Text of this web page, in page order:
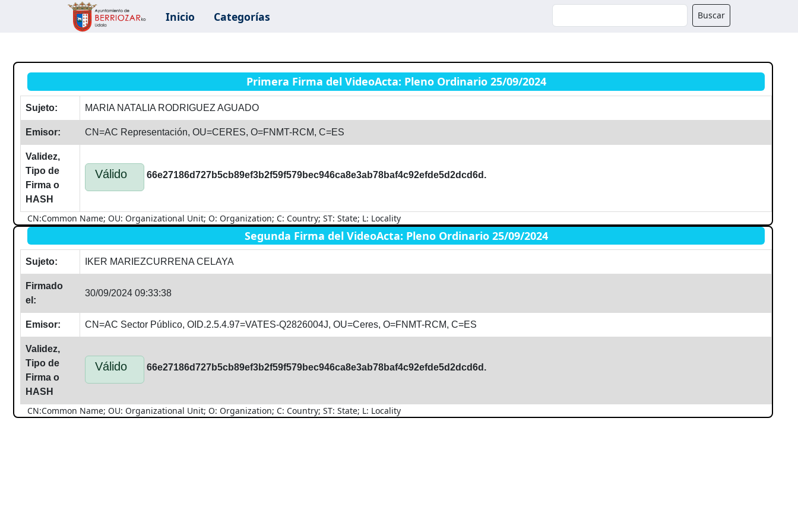
Inicio Categorías Buscador Buscar
Primera Firma del VideoActa: Pleno Ordinario 25/09/2024
Sujeto: MARIA NATALIA RODRIGUEZ AGUADO
Emisor: CN=AC Representación, OU=CERES, O=FNMT-RCM, C=ES
Validez,
Tipo de
Firma o
HASH
Válido 66e27186d727b5cb89ef3b2f59f579bec946ca8e3ab78baf4c92efde5d2dcd6d.
CN:Common Name; OU: Organizational Unit; O: Organization; C: Country; ST: State; L: Locality
Segunda Firma del VideoActa: Pleno Ordinario 25/09/2024
Sujeto: IKER MARIEZCURRENA CELAYA
Firmado
el:
30/09/2024 09:33:38
Emisor: CN=AC Sector Público, OID.2.5.4.97=VATES-Q2826004J, OU=Ceres, O=FNMT-RCM, C=ES
Validez,
Tipo de
Firma o
HASH
Válido 66e27186d727b5cb89ef3b2f59f579bec946ca8e3ab78baf4c92efde5d2dcd6d.
CN:Common Name; OU: Organizational Unit; O: Organization; C: Country; ST: State; L: Locality